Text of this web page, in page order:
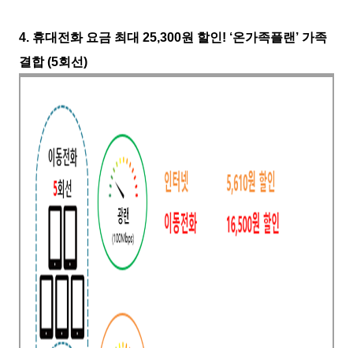
4. 휴대전화 요금 최대 25,300원 할인! ‘온가족플랜’ 가족
결합 (5회선)